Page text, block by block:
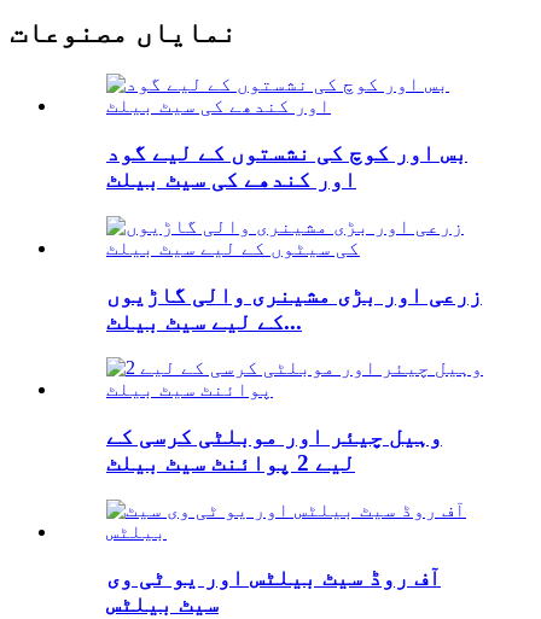
نمایاں مصنوعات
بس اور کوچ کی نشستوں کے لیے گود
اور کندھے کی سیٹ بیلٹ
زرعی اور بڑی مشینری والی گاڑیوں
کے لیے سیٹ بیلٹ...
وہیل چیئر اور موبلٹی کرسی کے
لیے 2 پوائنٹ سیٹ بیلٹ
آف روڈ سیٹ بیلٹس اور یو ٹی وی
سیٹ بیلٹس